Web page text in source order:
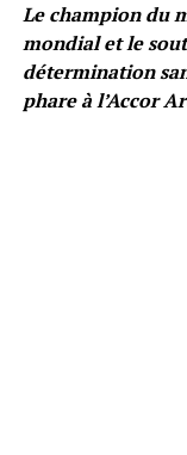
Le champion du
mondial et le
détermination
phare à l’Accor